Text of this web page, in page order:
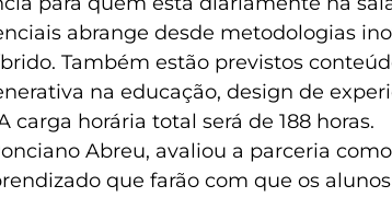
abrange desde metodologias
Também estão previstos
na educação, design de
horária total será de 188 horas.
Abreu, avaliou a parceria
que farão com que os